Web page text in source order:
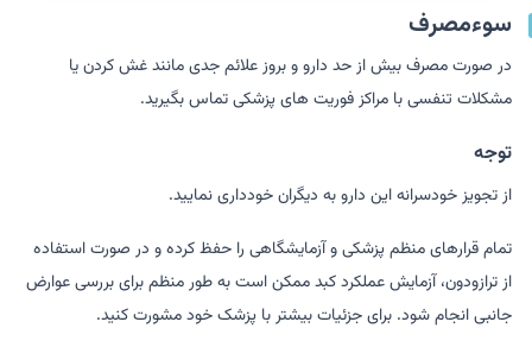
سوءمصرف
در صورت مصرف بیش از حد دارو و بروز علائم جدی مانند غش کردن یا
مشکلات تنفسی با مراکز فوریت های پزشکی تماس بگیرید.
توجه
از تجویز خودسرانه این دارو به دیگران خودداری نمایید.
تمام قرارهای منظم پزشکی و آزمایشگاهی را حفظ کرده و در صورت استفاده
از ترازودون، آزمایش عملکرد کبد ممکن است به طور منظم برای بررسی عوارض
جانبی انجام شود. برای جزئیات بیشتر با پزشک خود مشورت کنید.